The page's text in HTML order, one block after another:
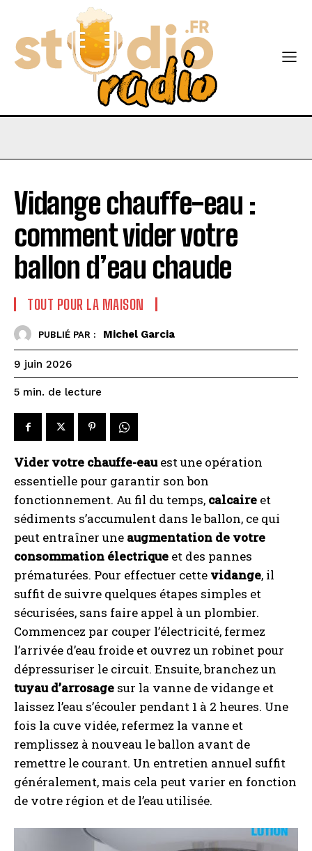
Vidange chauffe-eau :
comment vider votre
ballon d’eau chaude
TOUT POUR LA MAISON
PUBLIÉ PAR : Michel Garcia
9 juin 2026
5 min. de lecture
Vider votre chauffe-eauest une opération
essentielle pour garantir son bon
fonctionnement. Au fil du temps, calcaire et
sédiments s’accumulent dans le ballon, ce qui
peut entraîner une augmentation de votre
consommation électrique et des pannes
prématurées. Pour effectuer cette vidange, il
suffit de suivre quelques étapes simples et
sécurisées, sans faire appel à un plombier.
Commencez par couper l’électricité, fermez
l’arrivée d’eau froide et ouvrez un robinet pour
dépressuriser le circuit. Ensuite, branchez un
tuyau d’arrosage sur la vanne de vidange et
laissez l’eau s’écouler pendant 1 à 2 heures. Une
fois la cuve vidée, refermez la vanne et
remplissez à nouveau le ballon avant de
remettre le courant. Un entretien annuel suffit
généralement, mais cela peut varier en fonction
de votre région et de l’eau utilisée.